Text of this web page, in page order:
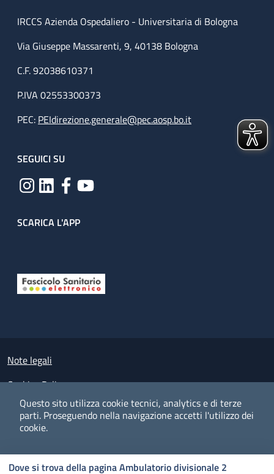
Questo sito utilizza cookie tecnici, analytics e di terze
parti. Proseguendo nella navigazione accetti l'utilizzo dei
cookie.
Dove si trova della pagina Ambulatorio divisionale 2
IRCCS Azienda Ospedaliero - Universitaria di Bologna
Via Giuseppe Massarenti, 9, 40138 Bologna
C.F. 92038610371
P.IVA 02553300373
PEC: PEIdirezione.generale@pec.aosp.bo.it
SEGUICI SU
SCARICA L'APP
Small prints
Note legali
Cookies Policy
Policy privacy e protezione del dato personale
Albo pretorio on-line
Dichiarazione di accessibilità